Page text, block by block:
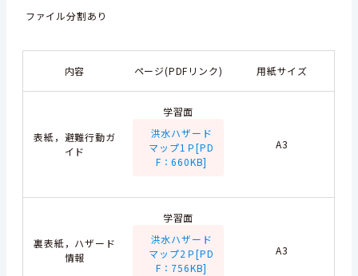
ファイル分割あり
内容 ページ(PDFリンク) 用紙サイズ
表紙，避難行動ガ
イド
学習面
洪水ハザード
マップ1Ｐ[PD
F：660KB]
A3
裏表紙，ハザード
情報
学習面
洪水ハザード
マップ2Ｐ[PD
F：756KB]
A3